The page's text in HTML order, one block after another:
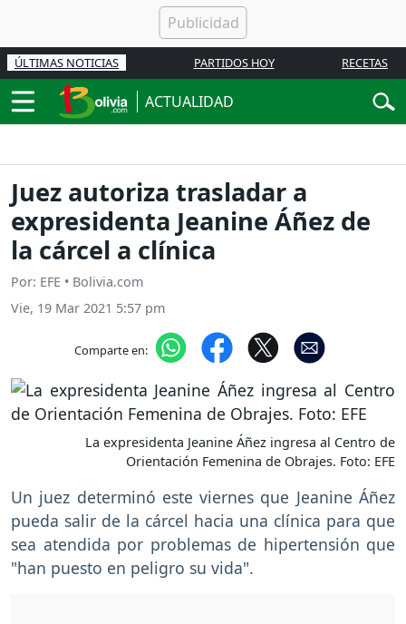
ÚLTIMAS NOTICIAS PARTIDOS HOY RECETAS
ACTUALIDAD
Juez autoriza trasladar a
expresidenta Jeanine Áñez de
la cárcel a clínica
Por: EFE • Bolivia.com
Vie, 19 Mar 2021 5:57 pm
Comparte en:
La expresidenta Jeanine Áñez ingresa al Centro de
Orientación Femenina de Obrajes. Foto: EFE
Un juez determinó este viernes que Jeanine Áñez
pueda salir de la cárcel hacia una clínica para que
sea atendida por problemas de hipertensión que
"han puesto en peligro su vida".